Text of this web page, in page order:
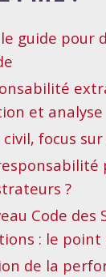
guide pour
et analyse
civil, focus
?
Code des
: le
de la